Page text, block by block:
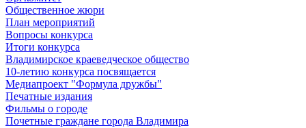
Общественное жюри
План мероприятий
Вопросы конкурса
Итоги конкурса
Владимирское краеведческое общество
10-летию конкурса посвящается
Медиапроект "Формула дружбы"
Печатные издания
Фильмы о городе
Почетные граждане города Владимира